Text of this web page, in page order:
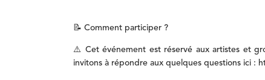
📝 Comment participer ?
⚠️ Cetévénement est réservé auxartistes et
invitons à répondre aux quelques questions ici :